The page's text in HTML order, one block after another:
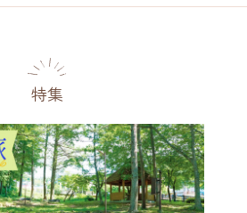
温泉・スパ その他施設
特集